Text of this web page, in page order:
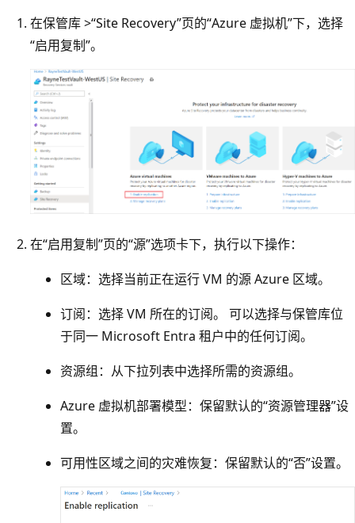
在保管库 >“Site Recovery”页的“Azure 虚拟机”下，选择
“启用复制”。
在“启用复制”页的“源”选项卡下，执行以下操作：
区域：选择当前正在运行 VM 的源 Azure 区域。
订阅：选择 VM 所在的订阅。 可以选择与保管库位
于同一 Microsoft Entra 租户中的任何订阅。
资源组：从下拉列表中选择所需的资源组。
Azure 虚拟机部署模型：保留默认的“资源管理器”设
置。
可用性区域之间的灾难恢复：保留默认的“否”设置。